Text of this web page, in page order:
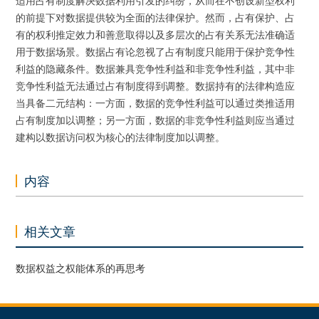
的前提下对数据提供较为全面的法律保护。然而，占有保护、占
有的权利推定效力和善意取得以及多层次的占有关系无法准确适
用于数据场景。数据占有论忽视了占有制度只能用于保护竞争性
利益的隐藏条件。数据兼具竞争性利益和非竞争性利益，其中非
竞争性利益无法通过占有制度得到调整。数据持有的法律构造应
当具备二元结构：一方面，数据的竞争性利益可以通过类推适用
占有制度加以调整；另一方面，数据的非竞争性利益则应当通过
建构以数据访问权为核心的法律制度加以调整。
内容
相关文章
数据权益之权能体系的再思考